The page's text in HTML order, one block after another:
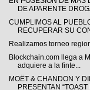
DE APARENTE
CUMPLIMOS AL
RECUPERAR SU
Realizamos torneo
Blockchain.com llega a
adquiere a la finte...
MOËT & CHANDON Y
PRESENTAN “TOAST